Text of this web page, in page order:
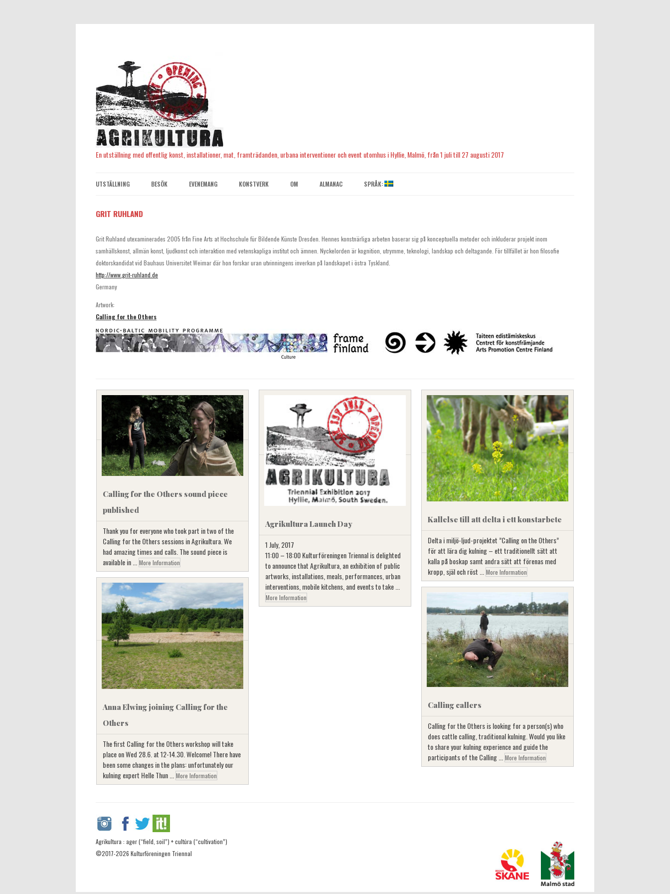
En utställning med offentlig konst, installationer, mat, framträdanden, urbana interventioner och event utomhus i Hyllie, Malmö, från 1 juli till 27 augusti 2017
to
content
UTSTÄLLNING BESÖK EVENEMANG KONSTVERK OM ALMANAC SPRÅK:
GRIT RUHLAND
Grit Ruhland utexaminerades 2005 från Fine Arts at Hochschule für Bildende Künste Dresden. Hennes konstnärliga arbeten baserar sig på konceptuella metoder och inkluderar projekt inom
samhällskonst, allmän konst, ljudkonst och interaktion med vetenskapliga institut och ämnen. Nyckelorden är kognition, utrymme, teknologi, landskap och deltagande. För tillfället är hon filosofie
doktorskandidat vid Bauhaus Universitet Weimar där hon forskar uran utvinningens inverkan på landskapet i östra Tyskland.
http://www.grit-ruhland.de
Germany
Artwork:
Calling for the Others
Calling for the Others sound piece
published
Thank you for everyone who took part in two of the
Calling for the Others sessions in Agrikultura. We
had amazing times and calls. The sound piece is
available in ...
More Information
Agrikultura Launch Day
1 July, 2017
11:00 – 18:00 Kulturföreningen Triennal is delighted
to announce that Agrikultura, an exhibition of public
artworks, installations, meals, performances, urban
interventions, mobile kitchens, and events to take ...
More Information
Kallelse till att delta i ett konstarbete
Delta i miljö-ljud-projektet ”Calling on the Others”
för att lära dig kulning – ett traditionellt sätt att
kalla på boskap samt andra sätt att förenas med
kropp, själ och röst ...
More Information
Anna Elwing joining Calling for the
Others
The first Calling for the Others workshop will take
place on Wed 28.6. at 12-14.30. Welcome! There have
been some changes in the plans: unfortunately our
kulning expert Helle Thun ...
More Information
Calling callers
Calling for the Others is looking for a person(s) who
does cattle calling, traditional kulning. Would you like
to share your kulning experience and guide the
participants of the Calling ...
More Information
Agrikultura : ager (“field, soil”) + cultūra (“cultivation”)
©2017-2026 Kulturföreningen Triennal